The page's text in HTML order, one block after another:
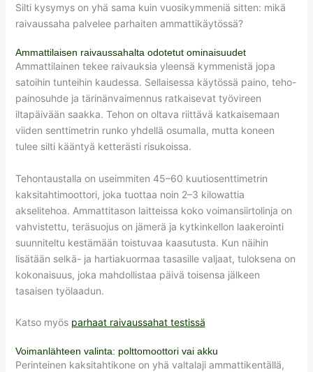
Silti kysymys on yhä sama kuin vuosikymmeniä sitten: mikä
raivaussaha palvelee parhaiten ammattikäytössä?
Ammattilaisen raivaussahalta odotetut ominaisuudet
Ammattilainen tekee raivauksia yleensä kymmenistä jopa
satoihin tunteihin kaudessa. Sellaisessa käytössä paino, teho-
painosuhde ja tärinänvaimennus ratkaisevat työvireen
iltapäivään saakka. Tehon on oltava riittävä katkaisemaan
viiden senttimetrin runko yhdellä osumalla, mutta koneen
tulee silti kääntyä ketterästi risukoissa.
Tehontaustalla on useimmiten 45–60 kuutiosenttimetrin
kaksitahtimoottori, joka tuottaa noin 2–3 kilowattia
akselitehoa. Ammattitason laitteissa koko voimansiirtolinja on
vahvistettu, teräsuojus on jämerä ja kytkinkellon laakerointi
suunniteltu kestämään toistuvaa kaasutusta. Kun näihin
lisätään selkä- ja hartiakuormaa tasasille valjaat, tuloksena on
kokonaisuus, joka mahdollistaa päivä toisensa jälkeen
tasaisen työlaadun.
Katso myös parhaat raivaussahat testissä
Voimanlähteen valinta: polttomoottori vai akku
Perinteinen kaksitahtikone on yhä valtalaji ammattikentällä,